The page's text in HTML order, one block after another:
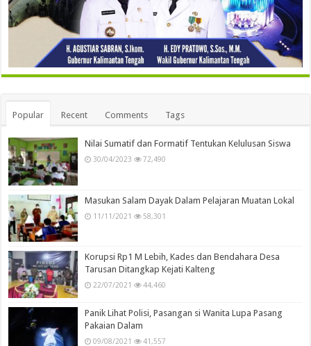
Popular Recent Comments Tags
Nilai Sumatif dan Formatif Tentukan Kelulusan Siswa
30/04/2023 72,490
Masukan Salam Dayak Dalam Pelajaran Muatan Lokal
11/11/2021 58,301
Korupsi Rp1 M Lebih, Kades dan Bendahara Desa
Tarusan Ditangkap Kejati Kalteng
22/07/2021 44,460
Panik Lihat Polisi, Pasangan si Wanita Lupa Pasang
Pakaian Dalam
09/08/2021 41,557